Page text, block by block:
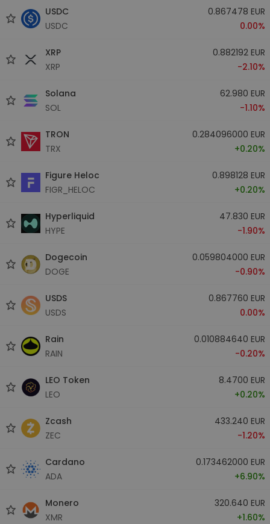
USDC
USDC
0.867478 EUR
0.00%
XRP
XRP
0.882192 EUR
-2.10%
Solana
SOL
62.980 EUR
-1.10%
TRON
TRX
0.284096000 EUR
+0.20%
Figure Heloc
FIGR_HELOC
0.898128 EUR
+0.20%
Hyperliquid
HYPE
47.830 EUR
-1.90%
Dogecoin
DOGE
0.059804000 EUR
-0.90%
USDS
USDS
0.867760 EUR
0.00%
Rain
RAIN
0.010884640 EUR
-0.20%
LEO Token
LEO
8.4700 EUR
+0.20%
Zcash
ZEC
433.240 EUR
-1.20%
Cardano
ADA
0.173462000 EUR
+6.90%
Monero
XMR
320.640 EUR
+1.60%